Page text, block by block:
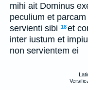
mihi ait Dominus
peculium et
servienti sibi 18et
inter iustum et
non servientem ei